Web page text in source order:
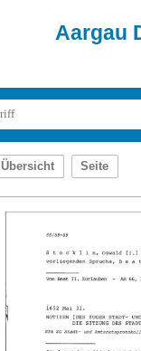
Aargau
Übersicht Seite